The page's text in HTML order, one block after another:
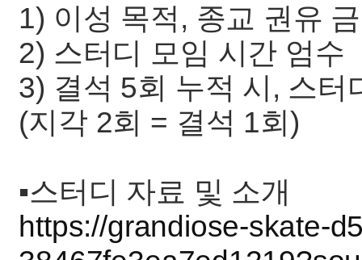
1) 이성 목적, 종교 권유
2) 스터디 모임 시간 엄수
3) 결석 5회 누적 시, 스터
(지각 2회 = 결석 1회)
▪️︎스터디 자료 및 소개
https://grandiose-skate-